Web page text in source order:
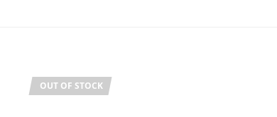
OUT OF STOCK